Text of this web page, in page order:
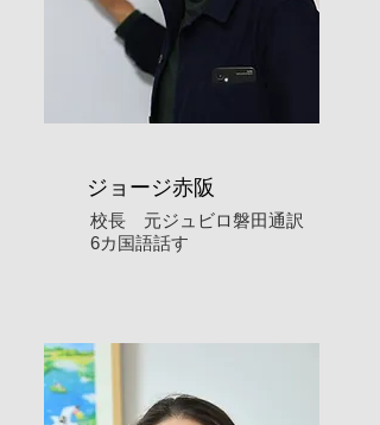
​ジョージ赤阪
​校長 元ジュビロ磐田通訳
​6カ国語話す